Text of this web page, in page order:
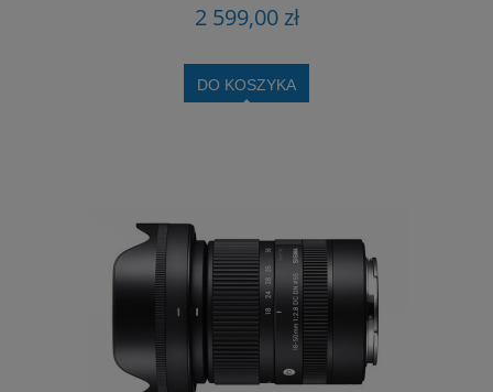
2 599,00 zł
DO KOSZYKA